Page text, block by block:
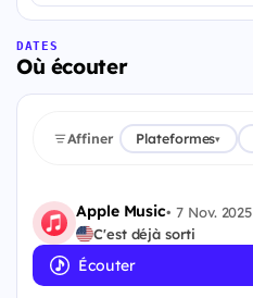
DATES
Où écouter
Affiner Plateformes▾
Apple Music•7 Nov. 2025
C'est déjà sorti
Écouter